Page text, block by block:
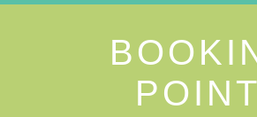
POINT